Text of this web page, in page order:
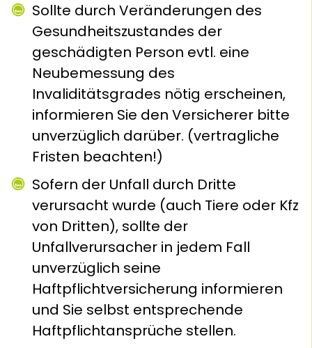
Sollte durch Veränderungen des
Gesundheitszustandes der
geschädigten Person evtl. eine
Neubemessung des
Invaliditätsgrades nötig erscheinen,
informieren Sie den Versicherer bitte
unverzüglich darüber. (vertragliche
Fristen beachten!)
Sofern der Unfall durch Dritte
verursacht wurde (auch Tiere oder Kfz
von Dritten), sollte der
Unfallverursacher in jedem Fall
unverzüglich seine
Haftpflichtversicherung informieren
und Sie selbst entsprechende
Haftpflichtansprüche stellen.